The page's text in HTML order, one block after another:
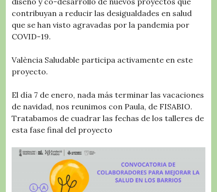
contribuyan a reducir las desigualdades en salud
que se han visto agravadas por la pandemia por
COVID-19.
València Saludable participa activamente en este
proyecto.
El día 7 de enero, nada más terminar las vacaciones
de navidad, nos reunimos con Paula, de FISABIO.
Tratabamos de cuadrar las fechas de los talleres de
esta fase final del proyecto